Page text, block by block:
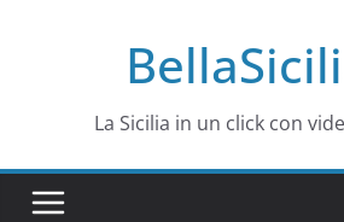
La Sicilia in un click con